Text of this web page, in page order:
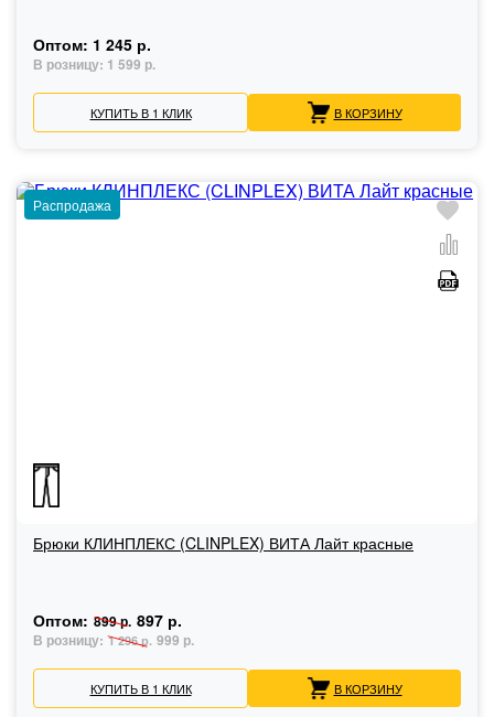
Оптом: 1 245 р.
В розницу: 1 599 р.
КУПИТЬ В 1 КЛИК В КОРЗИНУ
Распродажа
Брюки КЛИНПЛЕКС (CLINPLEX) ВИТА Лайт красные
Оптом: 899 р. 897 р.
В розницу: 1 296 р. 999 р.
КУПИТЬ В 1 КЛИК В КОРЗИНУ